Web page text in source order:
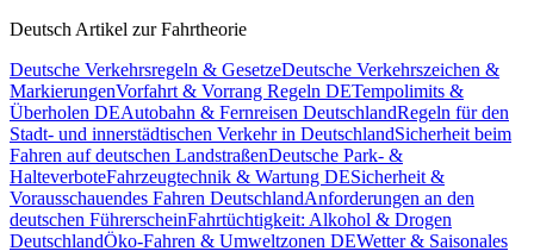
Deutsch Artikel zur Fahrtheorie
Deutsche Verkehrsregeln & GesetzeDeutsche Verkehrszeichen &
MarkierungenVorfahrt & Vorrang Regeln DETempolimits &
Überholen DEAutobahn & Fernreisen DeutschlandRegeln für den
Stadt- und innerstädtischen Verkehr in DeutschlandSicherheit beim
Fahren auf deutschen LandstraßenDeutsche Park- &
HalteverboteFahrzeugtechnik & Wartung DESicherheit &
Vorausschauendes Fahren DeutschlandAnforderungen an den
deutschen FührerscheinFahrtüchtigkeit: Alkohol & Drogen
DeutschlandÖko-Fahren & Umweltzonen DEWetter & Saisonales